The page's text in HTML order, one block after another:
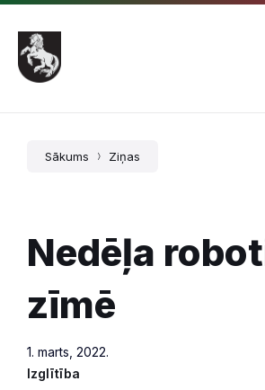
Pāriet
saturu
Skip
main
navigation
Skip
footer
Sākums Ziņas
Nedēļa
zīmē
1. marts, 2022.
Izglītība